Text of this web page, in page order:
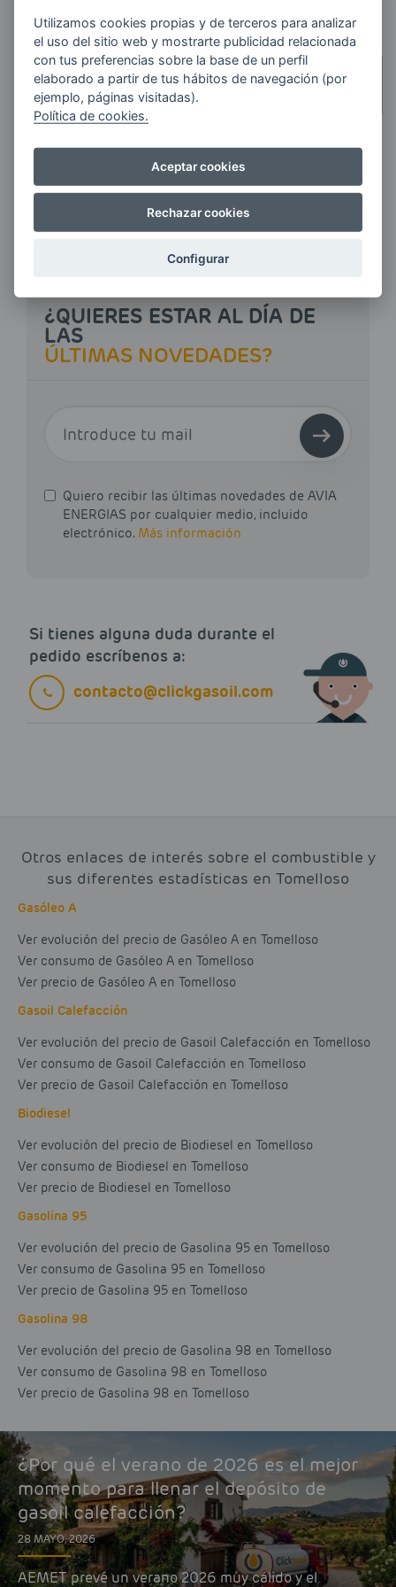
CANTIDAD
CUANTOS MÁS LITROS
Haz tu pedido
¿QUIERES ESTAR AL DÍA DE
LAS
ÚLTIMAS NOVEDADES?
Quiero recibir las últimas novedades de AVIA
ENERGIAS por cualquier medio, incluido
electrónico. Más información
Si tienes alguna duda durante el
pedido escríbenos a:
contacto@clickgasoil.com
Otros enlaces de interés sobre el combustible y
sus diferentes estadísticas en Tomelloso
Gasóleo A
Ver evolución del precio de Gasóleo A en Tomelloso
Ver consumo de Gasóleo A en Tomelloso
Ver precio de Gasóleo A en Tomelloso
Gasoil Calefacción
Ver evolución del precio de Gasoil Calefacción en Tomelloso
Ver consumo de Gasoil Calefacción en Tomelloso
Ver precio de Gasoil Calefacción en Tomelloso
Biodiesel
Ver evolución del precio de Biodiesel en Tomelloso
Ver consumo de Biodiesel en Tomelloso
Ver precio de Biodiesel en Tomelloso
Gasolina 95
Ver evolución del precio de Gasolina 95 en Tomelloso
Ver consumo de Gasolina 95 en Tomelloso
Ver precio de Gasolina 95 en Tomelloso
Gasolina 98
Ver evolución del precio de Gasolina 98 en Tomelloso
Ver consumo de Gasolina 98 en Tomelloso
Ver precio de Gasolina 98 en Tomelloso
¿Por qué el verano de 2026 es el mejor
momento para llenar el depósito de
gasoil calefacción?
28 MAYO, 2026
AEMET prevé un verano 2026 muy cálido y el
Utilizamos cookies propias y de terceros para analizar
el uso del sitio web y mostrarte publicidad relacionada
con tus preferencias sobre la base de un perfil
elaborado a partir de tus hábitos de navegación (por
ejemplo, páginas visitadas).
Política de cookies.
Aceptar cookies
Rechazar cookies
Configurar